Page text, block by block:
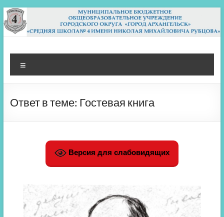
Перейти
к
содержимому
МБОУ СШ 4
Архангельск
Ответ в теме: Гостевая книга
Версия для слабовидящих